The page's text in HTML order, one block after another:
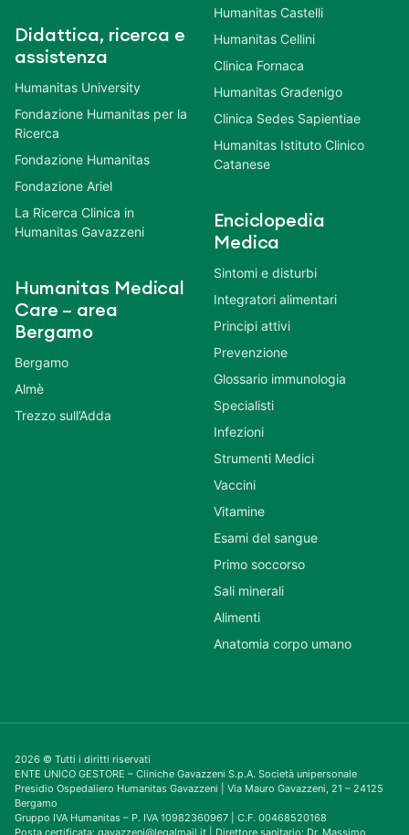
Didattica, ricerca e
assistenza
Humanitas University
Fondazione Humanitas per la
Ricerca
Fondazione Humanitas
Fondazione Ariel
La Ricerca Clinica in
Humanitas Gavazzeni
Humanitas Medical
Care – area
Bergamo
Bergamo
Almè
Trezzo sull’Adda
Humanitas Castelli
Humanitas Cellini
Clinica Fornaca
Humanitas Gradenigo
Clinica Sedes Sapientiae
Humanitas Istituto Clinico
Catanese
Enciclopedia
Medica
Sintomi e disturbi
Integratori alimentari
Principi attivi
Prevenzione
Glossario immunologia
Specialisti
Infezioni
Strumenti Medici
Vaccini
Vitamine
Esami del sangue
Primo soccorso
Sali minerali
Alimenti
Anatomia corpo umano
2026 © Tutti i diritti riservati
ENTE UNICO GESTORE – Cliniche Gavazzeni S.p.A. Società unipersonale
Presidio Ospedaliero Humanitas Gavazzeni | Via Mauro Gavazzeni, 21 – 24125
Bergamo
Gruppo IVA Humanitas – P. IVA 10982360967 | C.F. 00468520168
Posta certificata: gavazzeni@legalmail.it | Direttore sanitario: Dr. Massimo